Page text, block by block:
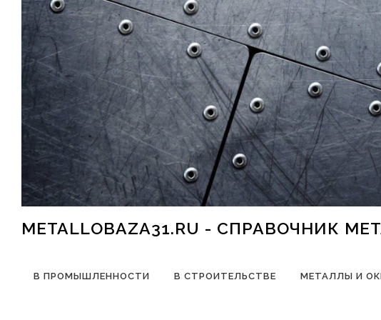
Перейти к содержимому
METALLOBAZA31.RU - СПРАВОЧНИК
В ПРОМЫШЛЕННОСТИ В СТРОИТЕЛЬСТВЕ МЕТАЛЛЫ И